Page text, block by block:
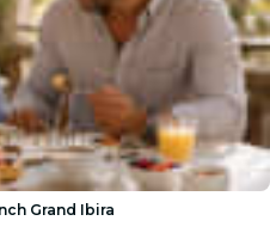
Grand Ibira